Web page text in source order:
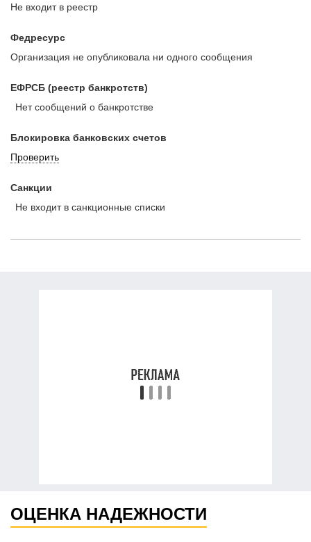
Не входит в реестр
Федресурс
Организация не опубликовала ни одного сообщения
ЕФРСБ (реестр банкротств)
Нет сообщений о банкротстве
Блокировка банковских счетов
Проверить
Санкции
Не входит в санкционные списки
ОЦЕНКА НАДЕЖНОСТИ